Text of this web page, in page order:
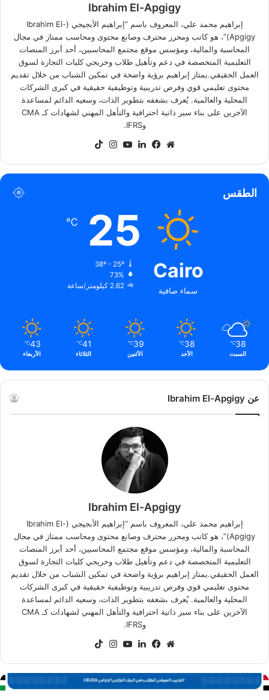
Ibrahim El-Apgigy
إبراهيم محمد علي، المعروف باسم “إبراهيم الأبجيجي (Ibrahim El-
Apgigy)”، هو كاتب ومحرر محترف وصانع محتوى ومحاسب ممتاز في مجال
المحاسبة والمالية، ومؤسس موقع مجتمع المحاسبين، أحد أبرز المنصات
التعليمية المتخصصة في دعم وتأهيل طلاب وخريجي كليات التجارة لسوق
العمل الحقيقي.يمتاز إبراهيم برؤية واضحة في تمكين الشباب من خلال تقديم
محتوى تعليمي قوي وفرص تدريبية وتوظيفية حقيقية في كبرى الشركات
المحلية والعالمية. يُعرف بشغفه بتطوير الذات، وسعيه الدائم لمساعدة
الآخرين على بناء سير ذاتية احترافية والتأهل المهني لشهادات كـ CMA
وIFRS.
موقعفيسبوكلينكدإن‫YouTube
انستقرام
الطقس
Cairo
سماء صافية
25
℃
38º - 25º
73%
2.62 كيلومتر/ساعة
38
℃
السبت
38
℃
الأحد
39
℃
الأثنين
41
℃
الثلاثاء
43
℃
الأربعاء
عن Ibrahim El-Apgigy
Ibrahim El-Apgigy
إبراهيم محمد علي، المعروف باسم “إبراهيم الأبجيجي (Ibrahim El-
Apgigy)”، هو كاتب ومحرر محترف وصانع محتوى ومحاسب ممتاز في مجال
المحاسبة والمالية، ومؤسس موقع مجتمع المحاسبين، أحد أبرز المنصات
التعليمية المتخصصة في دعم وتأهيل طلاب وخريجي كليات التجارة لسوق
العمل الحقيقي.يمتاز إبراهيم برؤية واضحة في تمكين الشباب من خلال تقديم
محتوى تعليمي قوي وفرص تدريبية وتوظيفية حقيقية في كبرى الشركات
المحلية والعالمية. يُعرف بشغفه بتطوير الذات، وسعيه الدائم لمساعدة
الآخرين على بناء سير ذاتية احترافية والتأهل المهني لشهادات كـ CMA
وIFRS.
موقعفيسبوكلينكدإن‫YouTube
انستقرام
برنامج
CIB